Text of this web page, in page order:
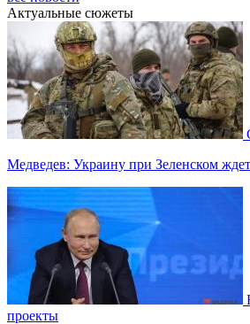
Актуальные сюжеты
Медведев: Украину при Зеленском
проекты